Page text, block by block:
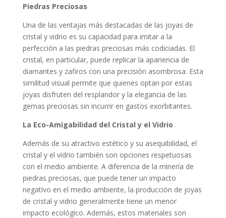
Piedras Preciosas
Una de las ventajas más destacadas de las joyas de
cristal y vidrio es su capacidad para imitar a la
perfección a las piedras preciosas más codiciadas. El
cristal, en particular, puede replicar la apariencia de
diamantes y zafiros con una precisión asombrosa. Esta
similitud visual permite que quienes optan por estas
joyas disfruten del resplandor y la elegancia de las
gemas preciosas sin incurrir en gastos exorbitantes.
La Eco-Amigabilidad del Cristal y el Vidrio
Además de su atractivo estético y su asequibilidad, el
cristal y el vidrio también son opciones respetuosas
con el medio ambiente. A diferencia de la minería de
piedras preciosas, que puede tener un impacto
negativo en el medio ambiente, la producción de joyas
de cristal y vidrio generalmente tiene un menor
impacto ecológico. Además, estos materiales son